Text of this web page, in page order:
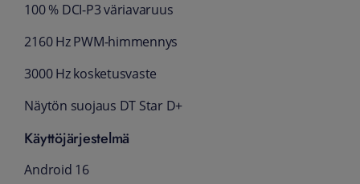
100 % DCI‑P3 väriavaruus
2160 Hz PWM‑himmennys
3000 Hz kosketusvaste
Näytön suojaus DT Star D+
Käyttöjärjestelmä
Android 16